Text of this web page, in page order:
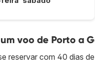
voo de Porto a
reservar com 40 dias